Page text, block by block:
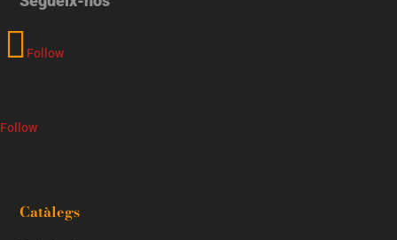
Follow
Follow
Catàlegs